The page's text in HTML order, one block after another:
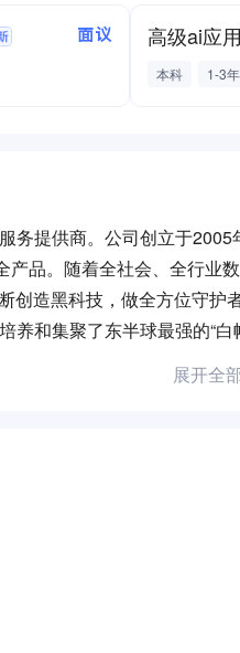
面议 高级ai应
本科 1-3年
务提供商。公司创立于
品。随着全社会、全行业
创造黑科技，做全方位守护者
养和集聚了东半球最强的“
内巨大的安全大数据，以
40余个针对中国的境外
以此构建了大安全时代的整
，构建大安全生态，带动国
建设数字中国和网络强国的
和安全基础设施为底层建筑
络新威胁的新时代网络安全
全运营商身份，通过资源
胁新常态的大安全生态，为
展开全